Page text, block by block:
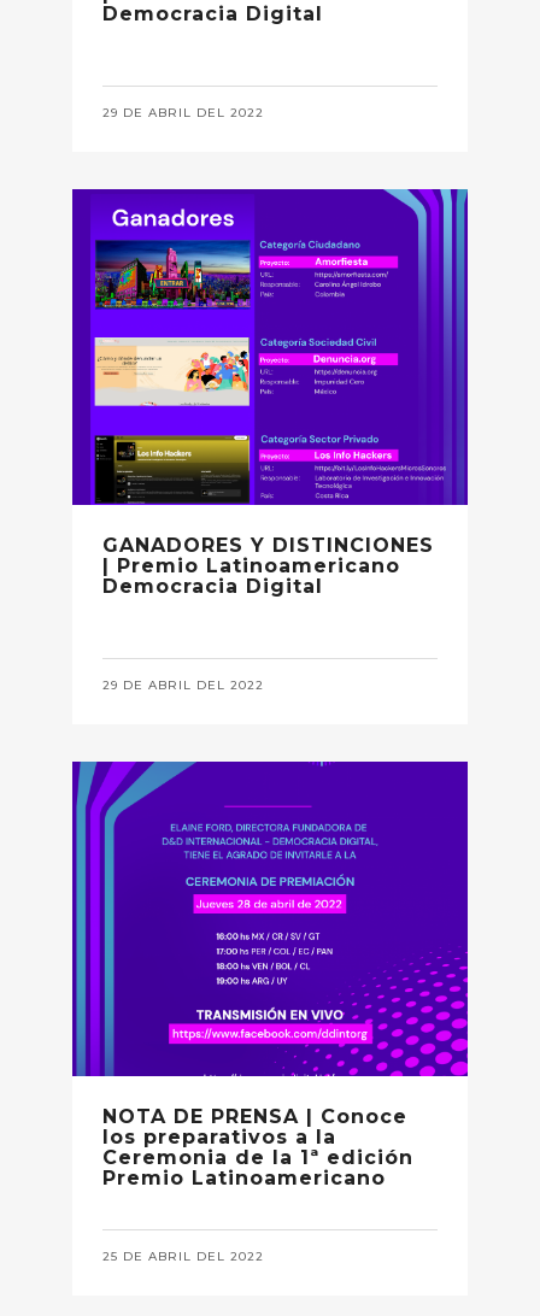
Democracia Digital
29 DE ABRIL DEL 2022
GANADORES Y DISTINCIONES
| Premio Latinoamericano
Democracia Digital
29 DE ABRIL DEL 2022
NOTA DE PRENSA | Conoce
los preparativos a la
Ceremonia de la 1ª edición
Premio Latinoamericano
25 DE ABRIL DEL 2022